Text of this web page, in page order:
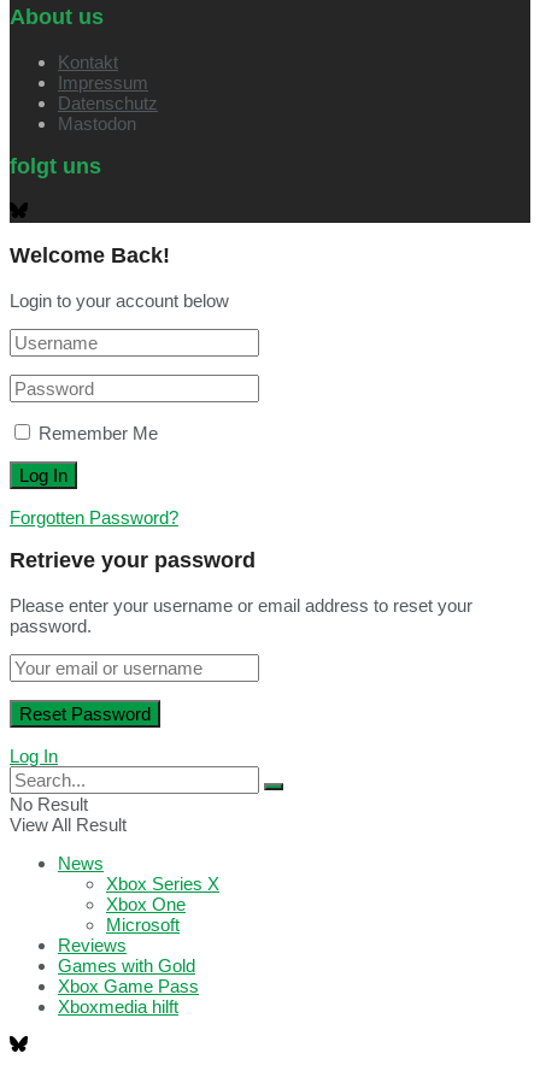
About us
Kontakt
Impressum
Datenschutz
Mastodon
folgt uns
Welcome Back!
Login to your account below
Remember Me
Forgotten Password?
Retrieve your password
Please enter your username or email address to reset your
password.
Log In
No Result
View All Result
News
Xbox Series X
Xbox One
Microsoft
Reviews
Games with Gold
Xbox Game Pass
Xboxmedia hilft